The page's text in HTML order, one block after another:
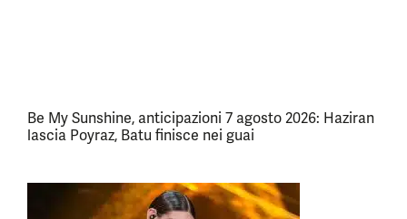
Be My Sunshine, anticipazioni 7 agosto 2026: Haziran
lascia Poyraz, Batu finisce nei guai